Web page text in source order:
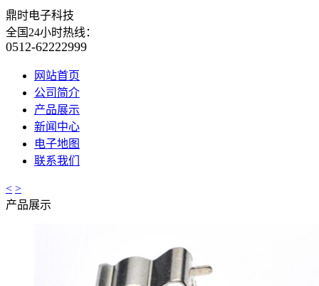
鼎时电子科技
全国24小时热线：
0512-62222999
网站首页
公司简介
产品展示
新闻中心
电子地图
联系我们
< >
产品展示